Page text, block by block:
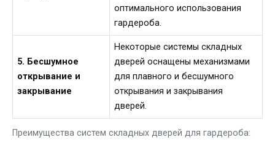
Преимущества систем складных дверей для гардероба:
оптимального использования
гардероба.
5. Бесшумное
открывание и
закрывание
Некоторые системы складных
дверей оснащены механизмами
для плавного и бесшумного
открывания и закрывания
дверей.